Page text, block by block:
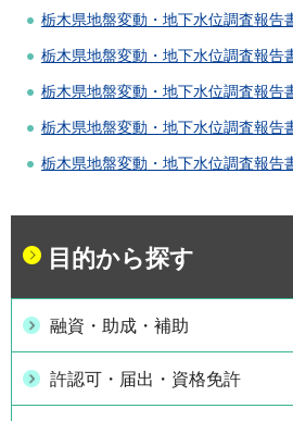
栃木県地盤変動・地下水位調査報告
栃木県地盤変動・地下水位調査報告
栃木県地盤変動・地下水位調査報告
栃木県地盤変動・地下水位調査報告
栃木県地盤変動・地下水位調査報告
目的から探す
融資・助成・補助
許認可・届出・資格免許